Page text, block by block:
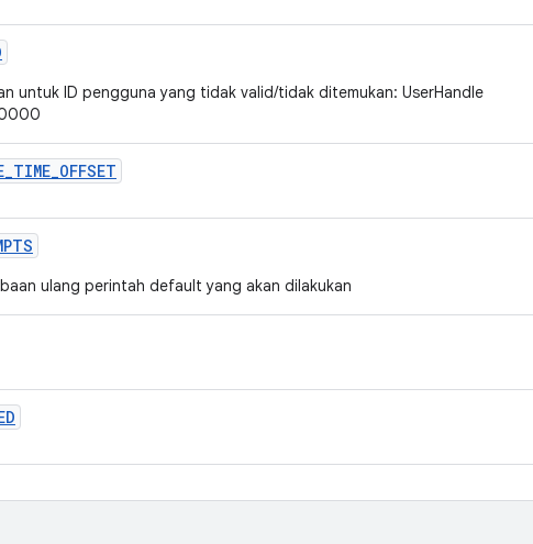
untuk ID pengguna yang tidak valid/tidak ditemukan: UserHandle
_TIME_OFFSET
ulang perintah default yang akan dilakukan